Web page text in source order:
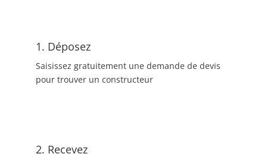
1. Déposez
Saisissez gratuitement une demande de devis
pour trouver un constructeur
2. Recevez